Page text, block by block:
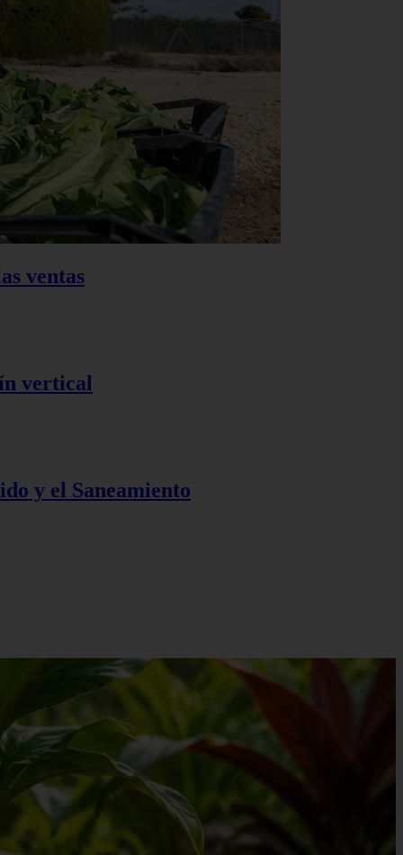
ventas
vertical
y el Saneamiento